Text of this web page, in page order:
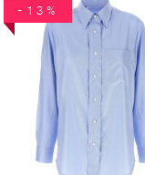
-13%